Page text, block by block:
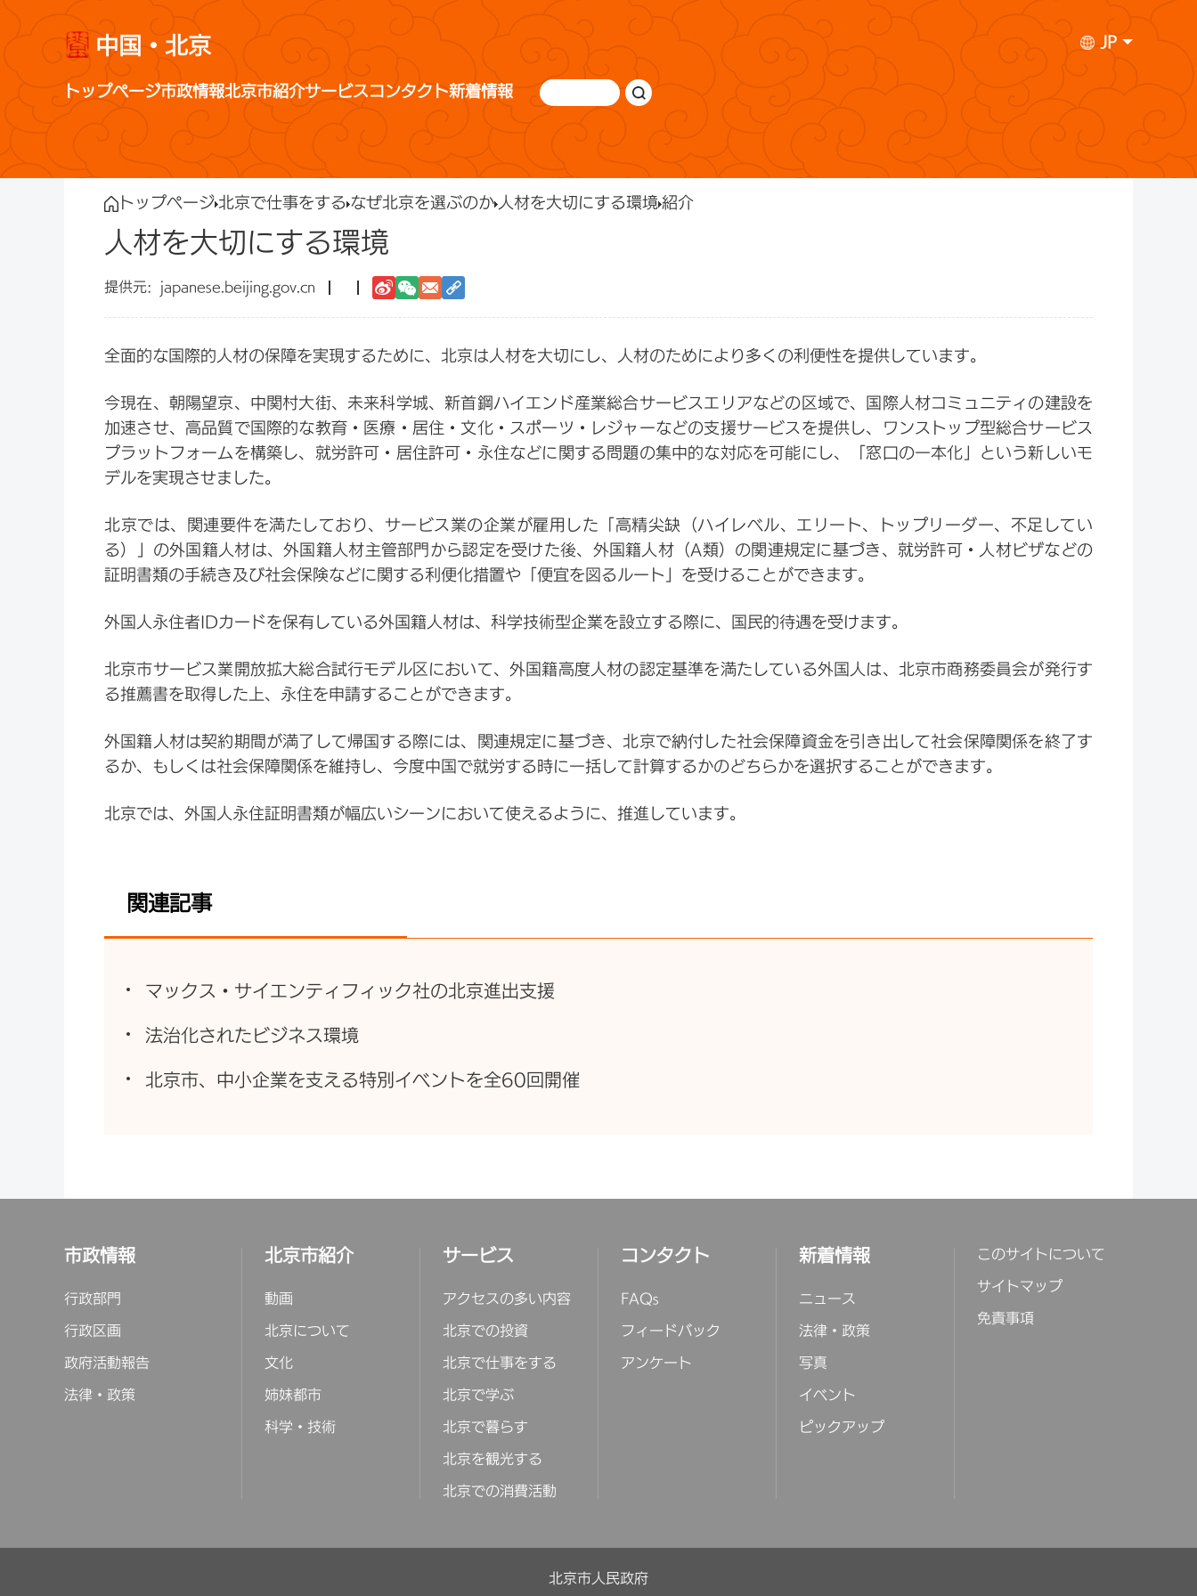
中国・北京 JP
トップページ市政情報北京市紹介サービスコンタクト新着情報
トップページ北京で仕事をする なぜ北京を選ぶのか人材を大切にする環境紹介
人材を大切にする環境
japanese.beijing.gov.cn
全面的な国際的人材の保障を実現するために、北京は人材を大切にし、人材のためにより多くの利便性を提供しています。
今現在、 朝陽望京、中関村大街、未来科学城、新首鋼ハイエンド産業総合サービスエリアなどの区域で、国際人材コミュニティの建設を
加速させ、高品質で国際的な教育・医療・居住・文化・スポーツ・レジャーなどの支援サービスを提供し、ワンストップ型総合サービス
プラットフォームを構築し、就労許可・居住許可・永住などに関する問題の集中的な対応を可能にし、「窓口の一本化」という新しいモ
デルを実現させました。
北京では、関連要件を満たしており、サービス業の企業が雇用した「高精尖缺（ハイレベル、エリート、トップリーダー、不足してい
る）」の外国籍人材は、外国籍人材主管部門から認定を受けた後、外国籍人材（A類）の関連規定に基づき、就労許可・人材ビザなどの
証明書類の手続き及び社会保険などに関する利便化措置や「便宜を図るルート」を受けることができます。
外国人永住者IDカードを保有している外国籍人材は、科学技術型企業を設立する際に、国民的待遇を受けます。
北京市サービス業開放拡大総合試行モデル区において、外国籍高度人材の認定基準を満たしている外国人は、北京市商務委員会が発行す
る推薦書を取得した上、永住を申請することができます。
外国籍人材は契約期間が満了して帰国する際には、関連規定に基づき、北京で納付した社会保障資金を引き出して社会保障関係を終了す
るか、もしくは社会保障関係を維持し、今度中国で就労する時に一括して計算するかのどちらかを選択することができます。
北京では、 外国人永住証明書類が幅広いシーンにおいて使えるように、推進しています。
関連記事
マックス・サイエンティフィック社の北京進出支援
法治化されたビジネス環境
北京市、中小企業を支える特別イベントを全60回開催
市政情報
行政部門
行政区画
政府活動報告
法律・政策
北京市紹介
動画
北京について
文化
姉妹都市
科学・技術
サービス
アクセスの多い内容
北京での投資
北京で仕事をする
北京で学ぶ
北京で暮らす
北京を観光する
北京での消費活動
コンタクト
FAQs
フィードバック
アンケート
新着情報
ニュース
法律・政策
写真
イベント
ピックアップ
このサイトについて
サイトマップ
免責事項
北京市人民政府